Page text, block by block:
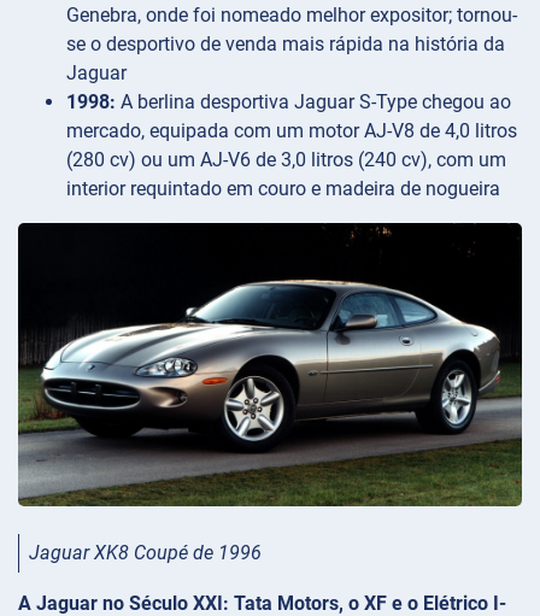
Genebra, onde foi nomeado melhor expositor; tornou-
se o desportivo de venda mais rápida na história da
Jaguar
1998: A berlina desportiva Jaguar S-Type chegou ao
mercado, equipada com um motor AJ-V8 de 4,0 litros
(280 cv) ou um AJ-V6 de 3,0 litros (240 cv), com um
interior requintado em couro e madeira de nogueira
Jaguar XK8 Coupé de 1996
A Jaguar no Século XXI: Tata Motors, o XF e o Elétrico I-